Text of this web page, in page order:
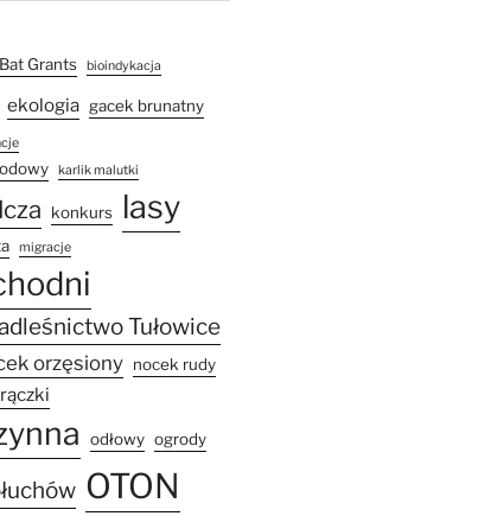
Bat Grants bioindykacja
ekologia gacek brunatny
karlik malutki
konkurs lasy
migracje
Tułowice
orzęsiony nocek rudy
odłowy ogrody
OTON